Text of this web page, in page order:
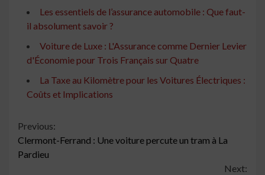
Les essentiels de l’assurance automobile : Que faut-
il absolument savoir ?
Voiture de Luxe : L'Assurance comme Dernier Levier
d'Économie pour Trois Français sur Quatre
La Taxe au Kilomètre pour les Voitures Électriques :
Coûts et Implications
Continue
Reading
Previous:
Clermont-Ferrand : Une voiture percute un tram à La
Pardieu
Next: